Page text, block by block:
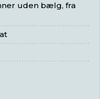
uden bælg, fra